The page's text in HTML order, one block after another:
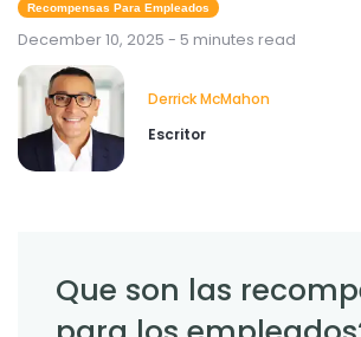
Recompensas Para Empleados
December 10, 2025 - 5 minutes read
Derrick McMahon
Escritor
Que son las